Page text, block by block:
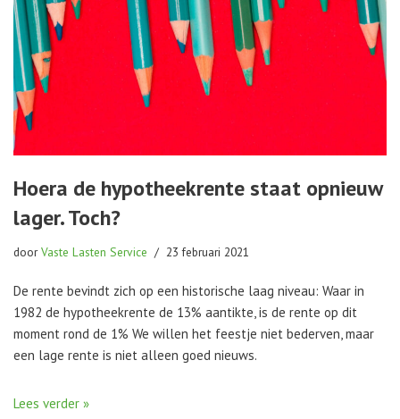
Hoera de hypotheekrente staat opnieuw
lager. Toch?
doorVaste Lasten Service 23 februari 2021
De rente bevindt zich op een historische laag niveau: Waar in
1982 de hypotheekrente de 13% aantikte, is de rente op dit
moment rond de 1% We willen het feestje niet bederven, maar
een lage rente is niet alleen goed nieuws.
Lees verder »